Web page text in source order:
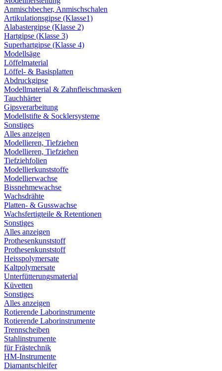
Anmischbecher, Anmischschalen
Artikulationsgipse (Klasse1)
Alabastergipse (Klasse 2)
Hartgipse (Klasse 3)
Superhartgipse (Klasse 4)
Modellsäge
Löffelmaterial
Löffel- & Basisplatten
Abdruckgipse
Modellmaterial & Zahnfleischmasken
Tauchhärter
Gipsverarbeitung
Modellstifte & Socklersysteme
Sonstiges
Alles anzeigen
Modellieren, Tiefziehen
Modellieren, Tiefziehen
Tiefziehfolien
Modellierkunststoffe
Modellierwachse
Bissnehmewachse
Wachsdrähte
Platten- & Gusswachse
Wachsfertigteile & Retentionen
Sonstiges
Alles anzeigen
Prothesenkunststoff
Prothesenkunststoff
Heisspolymersate
Kaltpolymersate
Unterfütterungsmaterial
Küvetten
Sonstiges
Alles anzeigen
Rotierende Laborinstrumente
Rotierende Laborinstrumente
Trennscheiben
Stahlinstrumente
für Frästechnik
HM-Instrumente
Diamantschleifer